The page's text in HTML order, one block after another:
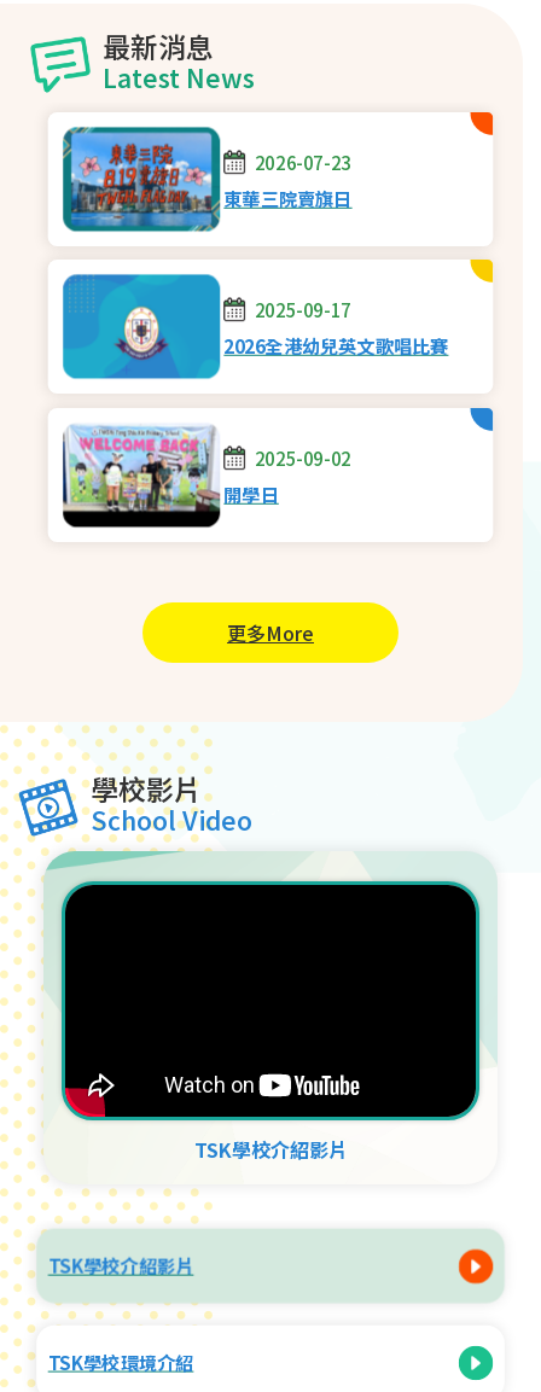
2025-2026學年結業
頒獎禮
2026-07-17
最新消息
Latest News
2026-07-23
東華三院賣旗日
2025-09-17
2026全港幼兒英文歌唱比賽
2025-09-02
開學日
更多More
學校影片
School Video
TSK學校介紹影片
TSK學校介紹影片
TSK學校環境介紹